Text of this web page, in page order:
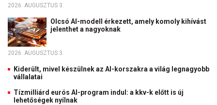
2026. AUGUSZTUS 3.
Olcsó AI-modell érkezett, amely komoly kihívást
jelenthet a nagyoknak
2026. AUGUSZTUS 3.
Kiderült, mivel készülnek az AI-korszakra a világ legnagyobb
vállalatai
Tízmilliárd eurós AI-program indul: a kkv-k előtt is új
lehetőségek nyílnak